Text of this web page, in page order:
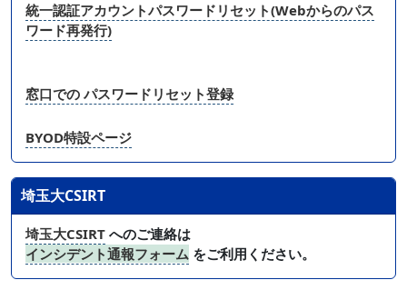
統一認証アカウントパスワードリセット(Webからのパス
ワード再発行)
窓口での パスワードリセット登録
BYOD特設ページ
埼玉大CSIRT
埼玉大CSIRT へのご連絡は
インシデント通報フォーム をご利用ください。